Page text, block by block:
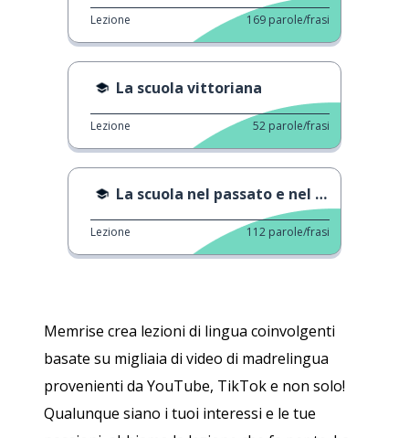
Memrise crea lezioni di lingua coinvolgenti
basate su migliaia di video di madrelingua
provenienti da YouTube, TikTok e non solo!
Qualunque siano i tuoi interessi e le tue
Lezione 169 parole/frasi
La scuola vittoriana
Lezione 52 parole/frasi
La scuola nel passato e nel presente
Lezione 112 parole/frasi